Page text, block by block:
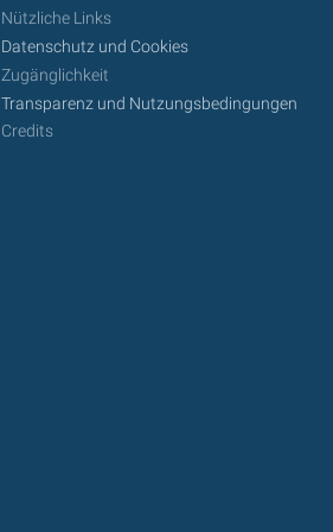
Nützliche Links
Datenschutz und Cookies
Zugänglichkeit
Transparenz und Nutzungsbedingungen
Credits